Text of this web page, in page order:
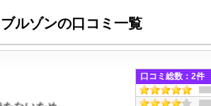
ルゾンの口コミ一覧
口コミ総数：2件